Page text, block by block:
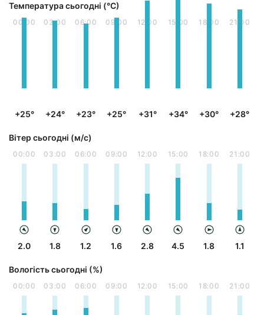
Температура сьогодні (°С)
00:00
+25°
03:00
+24°
06:00
+23°
09:00
+25°
12:00
+31°
15:00
+34°
18:00
+30°
21:00
+28°
Вітер сьогодні (м/с)
00:00
2.0
03:00
1.8
06:00
1.2
09:00
1.6
12:00
2.8
15:00
4.5
18:00
1.8
21:00
1.1
Вологість сьогодні (%)
00:00 03:00 06:00 09:00 12:00 15:00 18:00 21:00